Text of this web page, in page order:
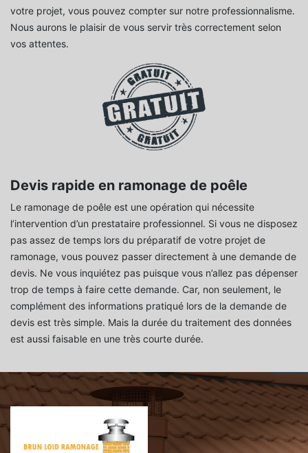
votre projet, vous pouvez compter sur notre professionnalisme.
Nous aurons le plaisir de vous servir très correctement selon
vos attentes.
Devis rapide en ramonage de poêle
Le ramonage de poêle est une opération qui nécessite
l’intervention d’un prestataire professionnel. Si vous ne disposez
pas assez de temps lors du préparatif de votre projet de
ramonage, vous pouvez passer directement à une demande de
devis. Ne vous inquiétez pas puisque vous n’allez pas dépenser
trop de temps à faire cette demande. Car, non seulement, le
complément des informations pratiqué lors de la demande de
devis est très simple. Mais la durée du traitement des données
est aussi faisable en une très courte durée.